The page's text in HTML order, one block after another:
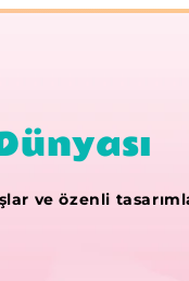
ve özenli